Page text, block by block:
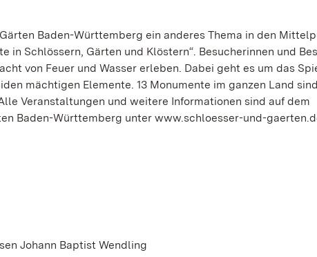
Baden-Württemberg ein anderes Thema in den
in Schlössern, Gärten und Klöstern“. Besucherinnen und
von Feuer und Wasser erleben. Dabei geht es um das
mächtigen Elemente. 13 Monumente im ganzen Land
Veranstaltungen und weitere Informationen sind auf dem
Baden-Württemberg unter www.schloesser-und-
Johann Baptist Wendling